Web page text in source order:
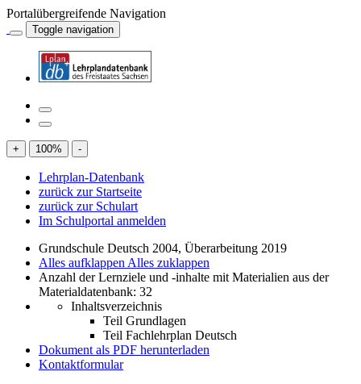
Portalübergreifende Navigation
Toggle navigation
+ 100% -
Lehrplan-Datenbank
zurück zur Startseite
zurück zur Schulart
Im Schulportal anmelden
Grundschule Deutsch 2004, Überarbeitung 2019
Alles aufklappen Alles zuklappen
Anzahl der Lernziele und -inhalte mit Materialien aus der
Materialdatenbank: 32
Inhaltsverzeichnis
Teil Grundlagen
Teil Fachlehrplan Deutsch
Dokument als PDF herunterladen
Kontaktformular